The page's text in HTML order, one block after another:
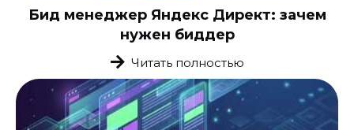
Бид менеджер Яндекс Директ: зачем
нужен биддер
Читать полностью